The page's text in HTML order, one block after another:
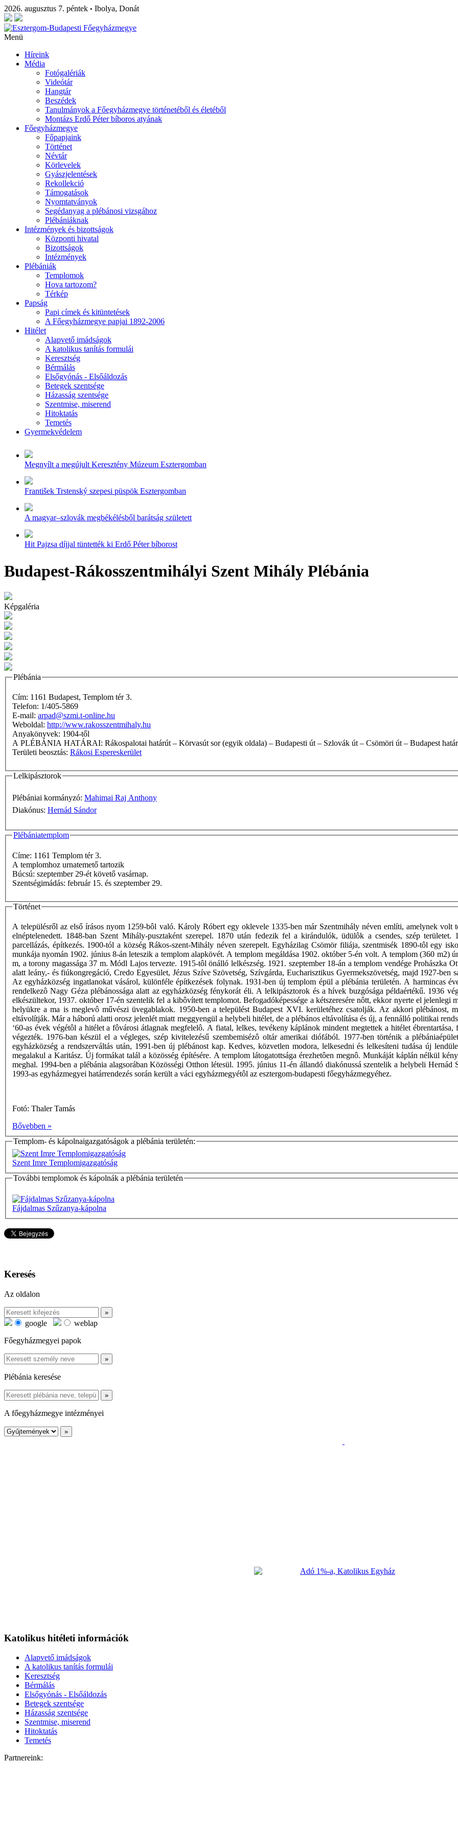
2026. augusztus 7. péntek • Ibolya, Donát
Menü
Híreink
Média
Fotógalériák
Videótár
Hangtár
Beszédek
Tanulmányok a Főegyházmegye történetéből és életéből
Montázs Erdő Péter bíboros atyának
Főegyházmegye
Főpapjaink
Történet
Névtár
Körlevelek
Gyászjelentések
Rekollekció
Támogatások
Nyomtatványok
Segédanyag a plébánosi vizsgához
Plébániáknak
Intézmények és bizottságok
Központi hivatal
Bizottságok
Intézmények
Plébániák
Templomok
Hova tartozom?
Térkép
Papság
Papi címek és kitüntetések
A Főegyházmegye papjai 1892-2006
Hitélet
Alapvető imádságok
A katolikus tanítás formulái
Keresztség
Bérmálás
Elsőgyónás - Elsőáldozás
Betegek szentsége
Házasság szentsége
Szentmise, miserend
Hitoktatás
Temetés
Gyermekvédelem
Megnyílt a megújult Keresztény Múzeum Esztergomban
František Trstenský szepesi püspök Esztergomban
A magyar–szlovák megbékélésből barátság született
Hit Pajzsa díjjal tüntették ki Erdő Péter bíborost
Budapest-Rákosszentmihályi Szent Mihály Plébánia
Képgaléria
Plébánia
Cím: 1161 Budapest, Templom tér 3.
Telefon: 1/405-5869
E-mail: arpad@szmi.t-online.hu
Weboldal: http://www.rakosszentmihaly.hu
Anyakönyvek: 1904-től
A PLÉBÁNIA HATÁRAI: Rákospalotai határút – Körvasút sor (egyik oldala) – Budapesti út – Szlovák út – Csömöri út – Budapest
Területi beosztás: Rákosi Espereskerület
Lelkipásztorok
Plébániai kormányzó: Mahimai Raj Anthony
Diakónus: Hernád Sándor
Plébániatemplom
Címe: 1161 Templom tér 3.
A templomhoz urnatemető tartozik
Búcsú: szeptember 29-ét követő vasárnap.
Szentségimádás: február 15. és szeptember 29.
Történet
A településről az első írásos nyom 1259-bôl való. Károly Róbert egy oklevele 1335-ben már Szentmihály néven említi, amelynek volt
elnéptelenedett. 1848-ban Szent Mihály-pusztaként szerepel. 1870 után fedezik fel a kirándulók, üdülôk a csendes, szép
parcellázás, építkezés. 1900-tól a község Rákos-szent-Mihály néven szerepelt. Egyházilag Csömör filiája, szentmisék 1890-tôl egy
munkája nyomán 1902. június 8-án leteszik a templom alapkövét. A templom megáldása 1902. október 5-én volt. A templom (360 m2)
m, a torony magassága 37 m. Módl Lajos tervezte. 1915-tôl önálló lelkészség. 1921. szeptember 18-án a templom vendége Prohászka
alatt leány,- és fiúkongregáció, Credo Egyesület, Jézus Szíve Szövetség, Szívgárda, Eucharisztikus Gyermekszövetség, majd 1927-
Az egyházközség ingatlanokat vásárol, különféle építkezések folynak. 1931-ben új templom épül a plébánia területén. A harmincas
rendelkezô Nagy Géza plébánossága alatt az egyházközség fénykorát éli. A lelkipásztorok és a hívek buzgósága példaértékű. 1936
elkészültekor, 1937. október 17-én szentelik fel a kibôvített templomot. Befogadóképessége a kétszeresére nôtt, ekkor nyerte el
helyükre a ma is meglevô művészi üvegablakok. 1950-ben a települést Budapest XVI. kerületéhez csatolják. Az akkori plébánost,
eltávolítják. Már a háború alatti orosz jelenlét miatt meggyengül a helybeli hitélet, de a plébános eltávolítása és új, a fennálló politikai
‘60-as évek végétôl a hitélet a fôvárosi átlagnak megfelelô. A fiatal, lelkes, tevékeny káplánok mindent megtettek a hitélet
végezték. 1976-ban készül el a végleges, szép kivitelezésű szembemisézô oltár amerikai diófából. 1977-ben történik a
egyházközség a rendszerváltás után, 1991-ben új plébánost kap. Kedves, közvetlen modora, lelkesedni és lelkesíteni tudása új
megalakul a Karitász. Új formákat talál a közösség építésére. A templom látogatottsága érezhetôen megnô. Munkáját káplán nélkül
meghal. 1994-ben a plébánia alagsorában Közösségi Otthon létesül. 1995. június 11-én állandó diakónussá szentelik a helybeli
1993-as egyházmegyei határrendezés során került a váci egyházmegyétôl az esztergom-budapesti főegyházmegyéhez.
Fotó: Thaler Tamás
Bővebben »
Templom- és kápolnaigazgatóságok a plébánia területén:
Szent Imre Templomigazgatóság
További templomok és kápolnák a plébánia területén
Fájdalmas Szűzanya-kápolna
Keresés
Az oldalon
google
weblap
Főegyházmegyei papok
Plébánia keresése
A főegyházmegye intézményei
Katolikus hitéleti információk
Alapvető imádságok
A katolikus tanítás formulái
Keresztség
Bérmálás
Elsőgyónás - Elsőáldozás
Betegek szentsége
Házasság szentsége
Szentmise, miserend
Hitoktatás
Temetés
Partnereink: